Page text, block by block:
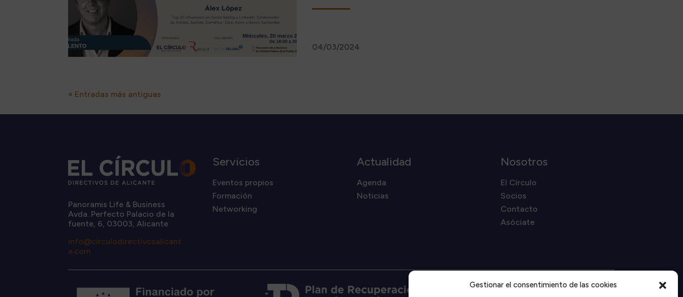
Gestionar el consentimiento de las cookies
04/03/2024
« Entradas más antiguas
Panoramis Life & Business
Avda. Perfecto Palacio de la
fuente, 6, 03003, Alicante
info@circulodirectivosalicant
e.com
Servicios
Eventos propios
Formación
Networking
Actualidad
Agenda
Noticias
Nosotros
El Círculo
Socios
Contacto
Asóciate
Proyecto financiado por la